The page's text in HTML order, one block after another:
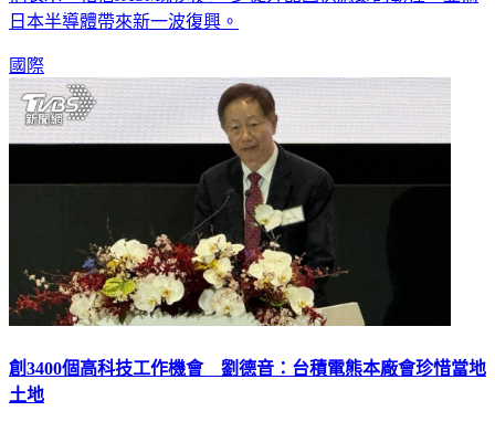
日本半導體帶來新一波復興。
國際
創3400個高科技工作機會 劉德音：台積電熊本廠會珍惜當地
土地